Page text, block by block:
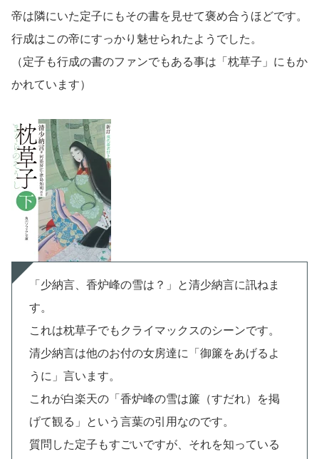
帝は隣にいた定子にもその書を見せて褒め合うほどです。
行成はこの帝にすっかり魅せられたようでした。
（定子も行成の書のファンでもある事は「枕草子」にもか
かれています）
「少納言、香炉峰の雪は？」と清少納言に訊ねま
す。
これは枕草子でもクライマックスのシーンです。
清少納言は他のお付の女房達に「御簾をあげるよ
うに」言います。
これが白楽天の「香炉峰の雪は簾（すだれ）を掲
げて観る」という言葉の引用なのです。
質問した定子もすごいですが、それを知っている